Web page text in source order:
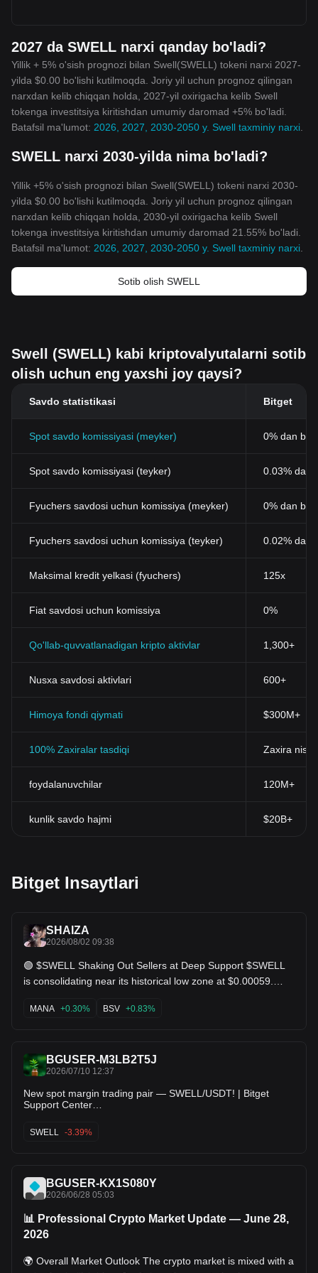
2027 da SWELL narxi qanday bo'ladi?
Yillik + 5% o'sish prognozi bilan Swell(SWELL) tokeni narxi 2027-
yilda $0.00 bo'lishi kutilmoqda. Joriy yil uchun prognoz qilingan
narxdan kelib chiqqan holda, 2027-yil oxirigacha kelib Swell
tokenga investitsiya kiritishdan umumiy daromad +5% bo'ladi.
Batafsil ma'lumot: 2026, 2027, 2030-2050 y. Swell taxminiy narxi
SWELL narxi 2030-yilda nima bo'ladi?
Yillik +5% o'sish prognozi bilan Swell(SWELL) tokeni narxi 2030-
yilda $0.00 bo'lishi kutilmoqda. Joriy yil uchun prognoz qilingan
narxdan kelib chiqqan holda, 2030-yil oxirigacha kelib Swell
tokenga investitsiya kiritishdan umumiy daromad 21.55% bo'ladi.
Batafsil ma'lumot: 2026, 2027, 2030-2050 y. Swell taxminiy narxi
Sotib olish SWELL
Swell (SWELL) kabi kriptovalyutalarni sotib
olish uchun eng yaxshi joy qaysi?
Savdo statistikasi Bitget
Spot savdo komissiyasi (meyker) 0% dan
Spot savdo komissiyasi (teyker) 0.03% dan
Fyuchers savdosi uchun komissiya (meyker) 0% dan
Fyuchers savdosi uchun komissiya (teyker) 0.02% dan
Maksimal kredit yelkasi (fyuchers) 125x
Fiat savdosi uchun komissiya 0%
Qo'llab-quvvatlanadigan kripto aktivlar 1,300+
Nusxa savdosi aktivlari 600+
Himoya fondi qiymati $300M+
100% Zaxiralar tasdiqi Zaxira
foydalanuvchilar 120M+
kunlik savdo hajmi $20B+
Bitget Insaytlari
SHAIZA
2026/08/02 09:38
🟢 $SWELL Shaking Out Sellers at Deep Support $SWELL
is consolidating near its historical low zone at $0.00059.
precedes an aggressive relief rally. Reclaiming $0.00072 as
support will send this flying back toward the main resistance
MANA +0.30% BSV +0.83%
BGUSER-M3LB2T5J
2026/07/10 12:37
New spot margin trading pair — SWELL/USDT! | Bitget
Support Center
appVersion=2.39.2&time=1783687010059&language=en_U
S&androidSdk=36&appTheme=standard
SWELL -3.39%
BGUSER-KX1S080Y
2026/06/28 05:03
📊 Professional Crypto Market Update — June 28,
2026
🌍 Overall Market Outlook The crypto market is mixed with a